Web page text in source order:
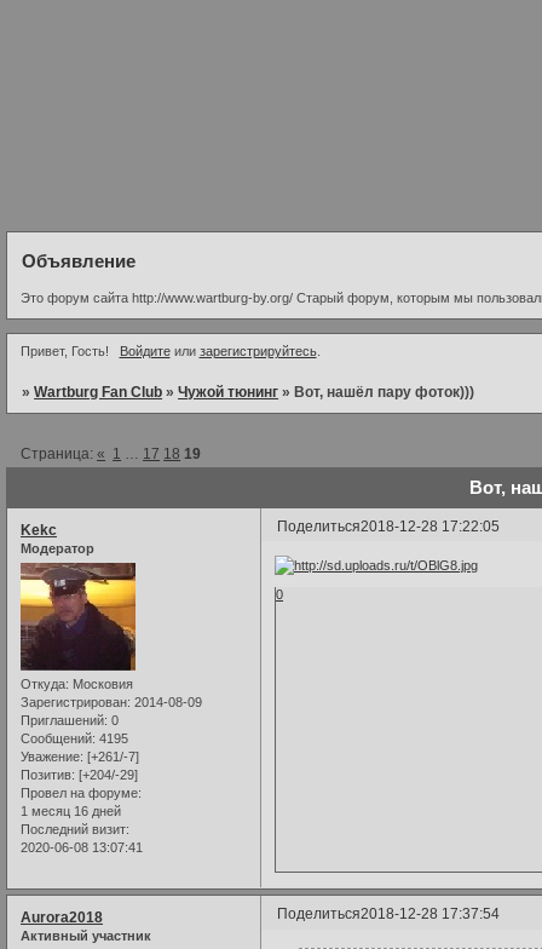
Объявление
Это форум сайта http://www.wartburg-by.org/ Старый форум, которым мы
Привет, Гость! Войдитеили зарегистрируйтесь.
»Wartburg Fan Club »Чужой тюнинг » Вот, нашёл пару фоток)))
Вот,
Страница:« 1 … 17 18 19
Поделиться2018-12-28 17:22:05
Kekc
Модератор
Откуда: Московия
Зарегистрирован: 2014-08-09
Приглашений: 0
Сообщений: 4195
Уважение: [+261/-7]
Позитив: [+204/-29]
Провел на форуме:
1 месяц 16 дней
Последний визит:
2020-06-08 13:07:41
0
Поделиться2018-12-28 17:37:54
Aurora2018
Активный участник